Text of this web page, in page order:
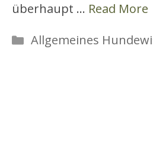
überhaupt … Read More
Allgemeines